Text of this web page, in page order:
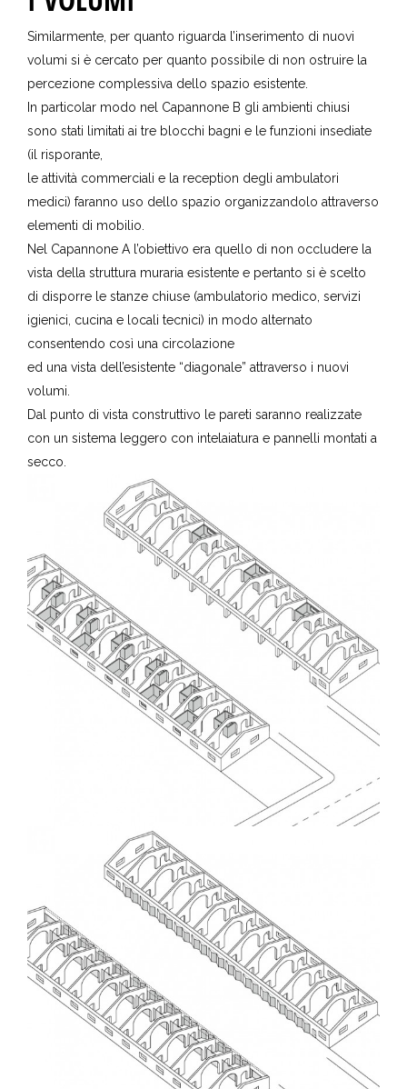
Similarmente, per quanto riguarda l’inserimento di nuovi
volumi si è cercato per quanto possibile di non ostruire la
percezione complessiva dello spazio esistente.
In particolar modo nel Capannone B gli ambienti chiusi
sono stati limitati ai tre blocchi bagni e le funzioni insediate
(il risporante,
le attività commerciali e la reception degli ambulatori
medici) faranno uso dello spazio organizzandolo attraverso
elementi di mobilio.
Nel Capannone A l’obiettivo era quello di non occludere la
vista della struttura muraria esistente e pertanto si è scelto
di disporre le stanze chiuse (ambulatorio medico, servizi
igienici, cucina e locali tecnici) in modo alternato
consentendo così una circolazione
ed una vista dell’esistente “diagonale” attraverso i nuovi
volumi.
Dal punto di vista construttivo le pareti saranno realizzate
con un sistema leggero con intelaiatura e pannelli montati a
secco.